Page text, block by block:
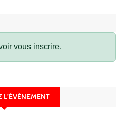
vous inscrire.